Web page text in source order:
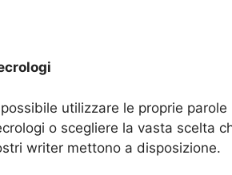
possibile utilizzare le proprie parole
o scegliere la vasta scelta
writer mettono a disposizione.